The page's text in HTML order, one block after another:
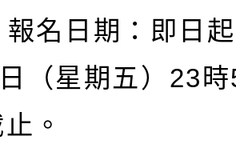
名日期：即日
（星期五）23
。